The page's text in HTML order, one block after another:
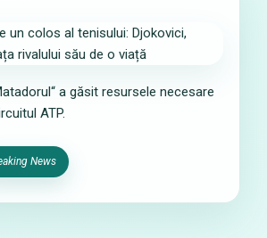
a găsit resursele necesare
ATP.
News